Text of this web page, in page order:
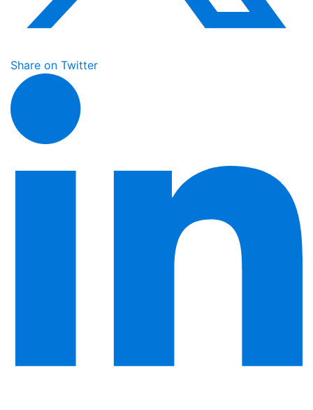
Share on Twitter